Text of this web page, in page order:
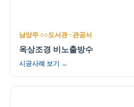
남양주 ○○도서관 · 관공서
옥상조경 비노출방수
시공사례 보기 →